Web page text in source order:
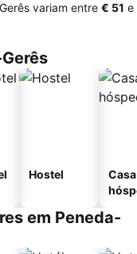
variam entre ‎€ 51 e
Hostel
em Peneda-